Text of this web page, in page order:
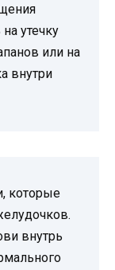
утечку
или на
внутри
которые
внутрь